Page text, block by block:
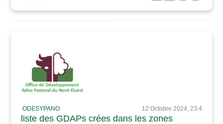
ODESYPANO 12 Octobre 2024, 23:4
liste des GDAPs crées dans les zones